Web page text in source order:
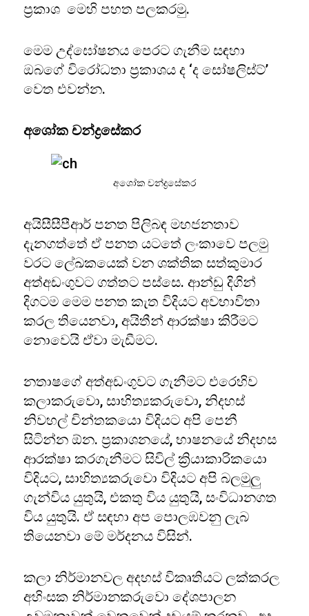
ප්‍රකාශ මෙහි පහත පලකරමු.
මෙම උද්ඝෝෂනය පෙරට ගැනීම සඳහා
ඔබගේ විරෝධතා ප්‍රකාශය ද ‘ද සෝෂලිස්ට්’
වෙත එවන්න.
අශෝක චන්ද්‍රසේකර
අශෝක චන්ද්‍රසේකර
අයිසීසීපීආර් පනත පිලිබඳ මහජනතාව
දැනගත්තේ ඒ පනත යටතේ ලංකාවෙ පලමු
වරට ලේඛකයෙක් වන ශක්තික සත්කුමාර
අත්අඩංගුවට ගත්තට පස්සෙ. ආන්ඩු දිගින්
දිගටම මෙම පනත කැත විදියට අවභාවිතා
කරල තියෙනවා, අයිතීන් ආරක්ෂා කිරීමට
නොවෙයි ඒවා මැඩීමට.
නතාෂගේ අත්අඩංගුවට ගැනීමට එරෙහිව
කලාකරුවො, සාහිත්‍යකරුවො, නිදහස්
නිවහල් චින්තකයො විදියට අපි පෙනී
සිටින්න ඕන. ප්‍රකාශනයේ, භාෂනයේ නිදහස
ආරක්ෂා කරගැනීමට සිවිල් ක්‍රියාකාරිකයො
විදියට, සාහිත්‍යකරුවො විදියට අපි බලමුලු
ගැන්විය යුතුයි, එකතු විය යුතුයි, සංවිධානගත
විය යුතුයි. ඒ සඳහා අප පොලඹවනු ලැබ
තියෙනවා මේ මර්දනය විසින්.
කලා නිර්මානවල අදහස් විකෘතියට ලක්කරල
අහිංසක නිර්මානකරුවො දේශපාලන